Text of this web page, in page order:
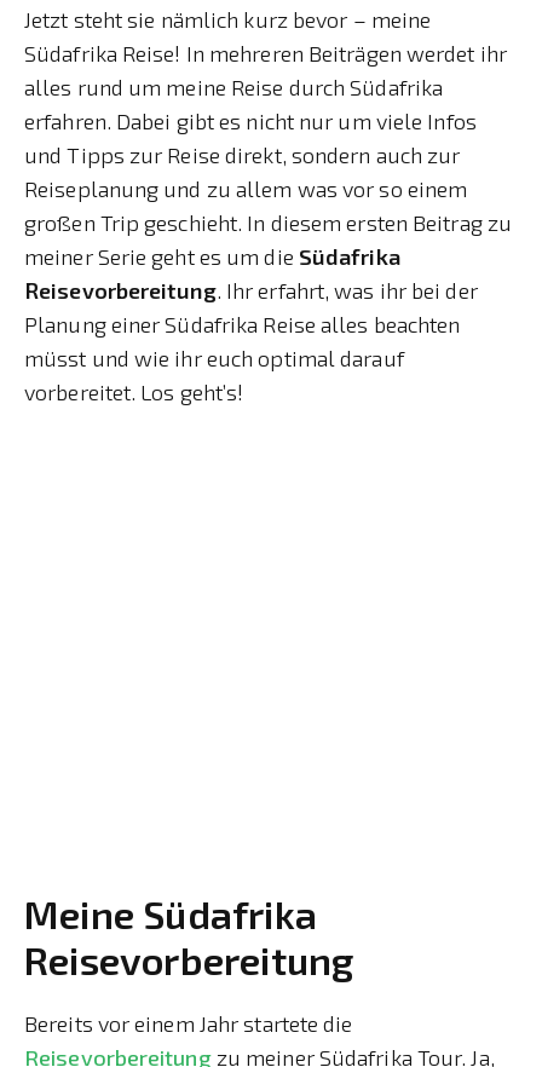
Jetzt steht sie nämlich kurz bevor – meine
Südafrika Reise! In mehreren Beiträgen werdet ihr
alles rund um meine Reise durch Südafrika
erfahren. Dabei gibt es nicht nur um viele Infos
und Tipps zur Reise direkt, sondern auch zur
Reiseplanung und zu allem was vor so einem
großen Trip geschieht. In diesem ersten Beitrag zu
meiner Serie geht es um die Südafrika
Reisevorbereitung. Ihr erfahrt, was ihr bei der
Planung einer Südafrika Reise alles beachten
müsst und wie ihr euch optimal darauf
vorbereitet. Los geht’s!
Meine Südafrika
Reisevorbereitung
Bereits vor einem Jahr startete die
Reisevorbereitungzu meiner Südafrika Tour. Ja,